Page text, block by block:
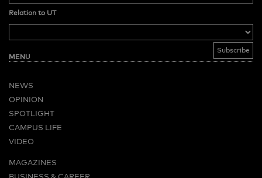
Relation to UT
MENU
NEWS
OPINION
SPOTLIGHT
CAMPUS LIFE
VIDEO
MAGAZINES